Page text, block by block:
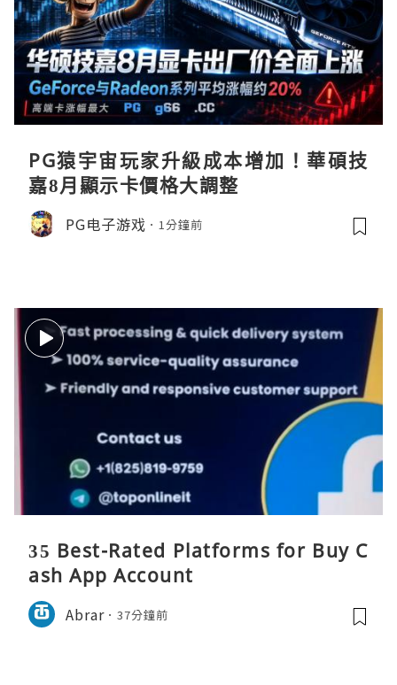
PG猿宇宙玩家升級成本增加！華碩技
嘉8月顯示卡價格大調整
PG电子游戏 1分鐘前
35 Best-Rated Platforms for Buy C
ash App Account
Abrar 37分鐘前